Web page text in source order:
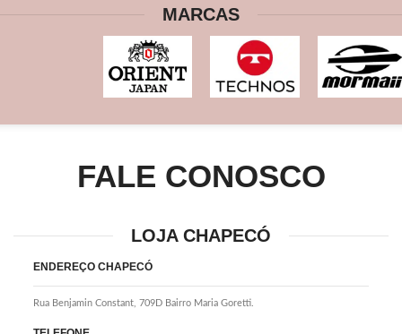
MARCAS
FALE CONOSCO
LOJA CHAPECÓ
ENDEREÇO CHAPECÓ
Rua Benjamin Constant, 709D Bairro Maria Goretti.